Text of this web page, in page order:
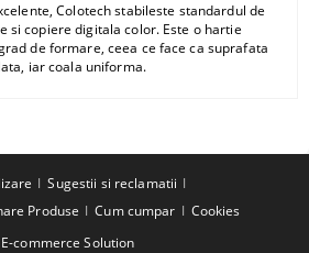
Colotech stabileste standardul de
si copiere digitala color. Este o hartie
de formare, ceea ce face ca suprafata
iar coala uniforma.
commerce Solution
Sugestii si reclamatii
Produse Cum cumpar Cookies